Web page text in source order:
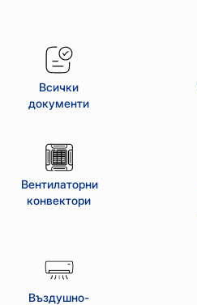
Всички
документи
Вентилаторни
конвектори
Въздушно-